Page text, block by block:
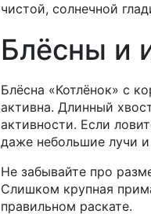
чистой, солнечной
Блёсны и
Блёсна «Котлёнок» с
активна. Длинный
активности. Если
даже небольшие лучи
Не забывайте про
Слишком крупная
правильном раскате.